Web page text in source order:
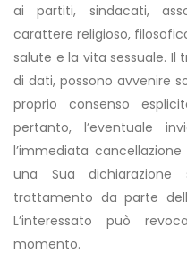
ai partiti, sindacati,
carattere religioso,
salute e la vita sessuale.
di dati, possono avvenire
proprio consenso
pertanto, l’eventuale
l’immediata
una Sua
trattamento da parte
L’interessato può
momento.